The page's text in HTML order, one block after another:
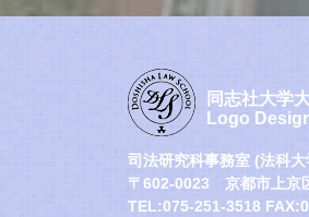
同志社大学
Logo
司法研究科事務室 (法科
〒602-0023 京都市上京
TEL:075-251-3518